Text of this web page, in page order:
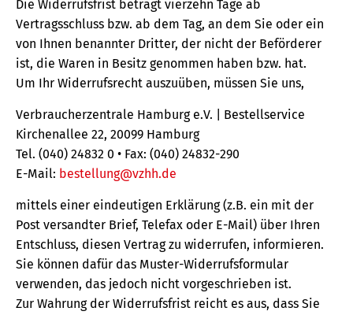
Die Widerrufsfrist beträgt vierzehn Tage ab
Vertragsschluss bzw. ab dem Tag, an dem Sie oder ein
von Ihnen benannter Dritter, der nicht der Beförderer
ist, die Waren in Besitz genommen haben bzw. hat.
Um Ihr Widerrufsrecht auszuüben, müssen Sie uns,
Verbraucherzentrale Hamburg e.V. | Bestellservice
Kirchenallee 22, 20099 Hamburg
Tel. (040) 24832 0 • Fax: (040) 24832-290
E-Mail: bestellung@vzhh.de
mittels einer eindeutigen Erklärung (z.B. ein mit der
Post versandter Brief, Telefax oder E-Mail) über Ihren
Entschluss, diesen Vertrag zu widerrufen, informieren.
Sie können dafür das Muster-Widerrufsformular
verwenden, das jedoch nicht vorgeschrieben ist.
Zur Wahrung der Widerrufsfrist reicht es aus, dass Sie